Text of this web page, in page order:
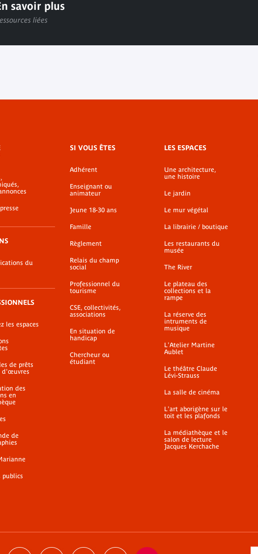
savoir plus
liées
Madeleine Leclair, « La
musique et ses
instruments au MQB... »,
2007
Lien externe
du
les espaces
de prêts
d'œuvres
des
en
de
publics
SI VOUS ÊTES
Adhérent
Enseignant ou
animateur
Jeune 18-30 ans
Famille
Règlement
Relais du champ
social
Professionnel du
tourisme
CSE, collectivités,
associations
En situation de
handicap
Chercheur ou
étudiant
LES ESPACES
Une architecture,
une histoire
Le jardin
Le mur végétal
La librairie / boutique
Les restaurants du
musée
The River
Le plateau des
collections et la
rampe
La réserve des
intruments de
musique
L'Atelier Martine
Aublet
Le théâtre Claude
Lévi-Strauss
La salle de cinéma
L'art aborigène sur le
toit et les plafonds
La médiathèque et le
salon de lecture
Jacques Kerchache